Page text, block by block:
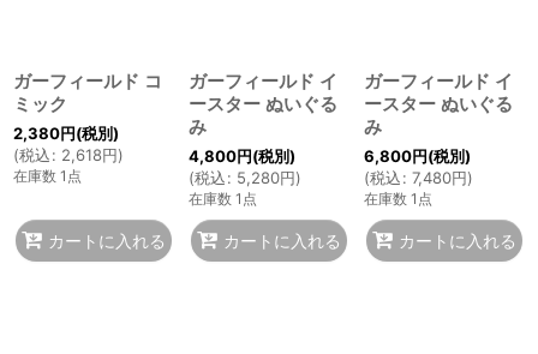
ガーフィールド コ
ミック
2,380円(税別)
(税込: 2,618円)
在庫数 1点
カートに入れる
ガーフィールド イ
ースター ぬいぐる
み
4,800円(税別)
(税込: 5,280円)
在庫数 1点
カートに入れる
ガーフィールド イ
ースター ぬいぐる
み
6,800円(税別)
(税込: 7,480円)
在庫数 1点
カートに入れる